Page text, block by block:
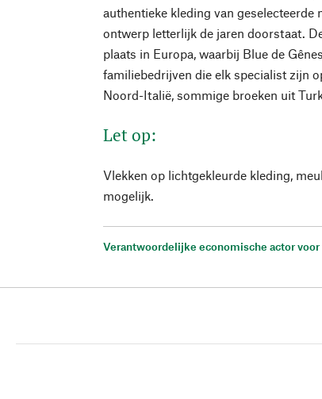
authentieke kleding van
ontwerp letterlijk de jaren doorstaat.
plaats in Europa, waarbij Blue de
familiebedrijven die elk specialist zijn
Noord-Italië, sommige broeken uit
Let op:
Vlekken op lichtgekleurde kleding,
mogelijk.
Verantwoordelijke economische actor voor